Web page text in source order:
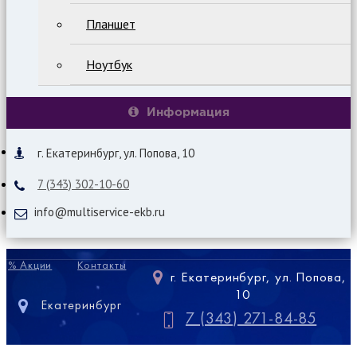
Планшет
Ноутбук
Информация
г. Екатеринбург, ул. Попова, 10
7 (343) 302-10-60
info@multiservice-ekb.ru
% Акции Контакты
Екатеринбург
г. Екатеринбург, ул. Попова,
10
7 (343) 271-84-85